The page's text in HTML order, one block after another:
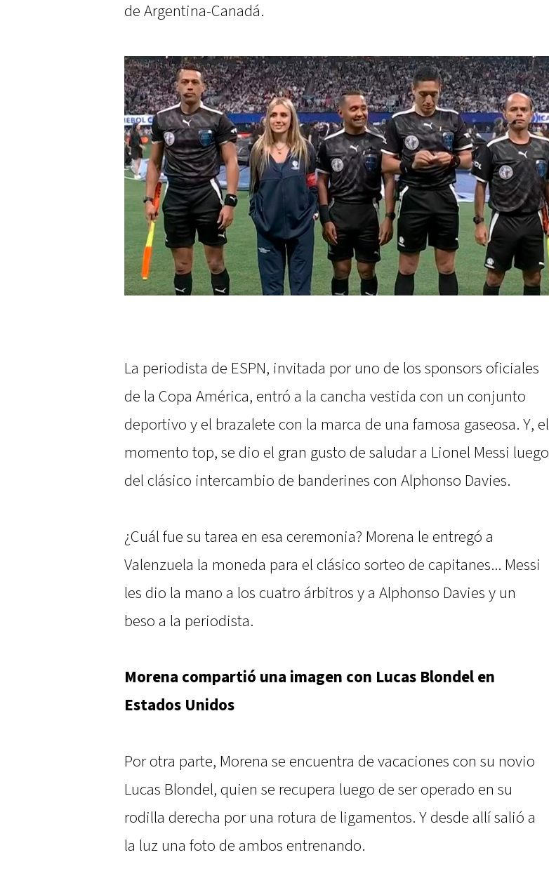
de Argentina-Canadá.
La periodista de ESPN, invitada por uno de los sponsors oficiales
de la Copa América, entró a la cancha vestida con un conjunto
deportivo y el brazalete con la marca de una famosa gaseosa. Y, el
momento top, se dio el gran gusto de saludar a Lionel Messi luego
del clásico intercambio de banderines con Alphonso Davies.
¿Cuál fue su tarea en esa ceremonia? Morena le entregó a
Valenzuela la moneda para el clásico sorteo de capitanes... Messi
les dio la mano a los cuatro árbitros y a Alphonso Davies y un
beso a la periodista.
Morena compartió una imagen con Lucas Blondel en
Estados Unidos
Por otra parte, Morena se encuentra de vacaciones con su novio
Lucas Blondel, quien se recupera luego de ser operado en su
rodilla derecha por una rotura de ligamentos. Y desde allí salió a
la luz una foto de ambos entrenando.